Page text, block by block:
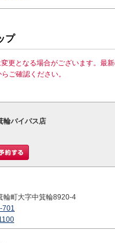
プ
更となる場合がございます。最
らご確認ください。
輪バイパス店
輪町大字中箕輪8920-4
701